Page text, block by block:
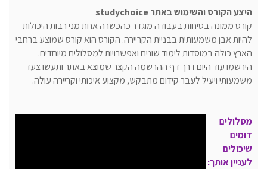
היצע הקורס והשימוש באתרstudychoice
קורס ממונה בטיחות בעבודה מוגדר כהכשרה אחת מני רבות היכולות
להיות אבן משמעותית בבניית הקריירה. הקורס הוא קורס שמוצע ברחבי
הארץ כולה במוסדות לימוד שונים ואפשרויות למסלולים מיוחדים.
הירשמו עוד היום דרך דף ההרשמה הקצר שמוצא באתר ותעשו צעד
משמעותי ויעיל לעבר קידום מתבקש, מקצוע איכותי וקריירה עולה.
מסלולים
דומים
שיכולים
לעניין אותך: